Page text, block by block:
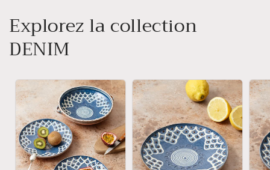
Explorez la collection
DENIM